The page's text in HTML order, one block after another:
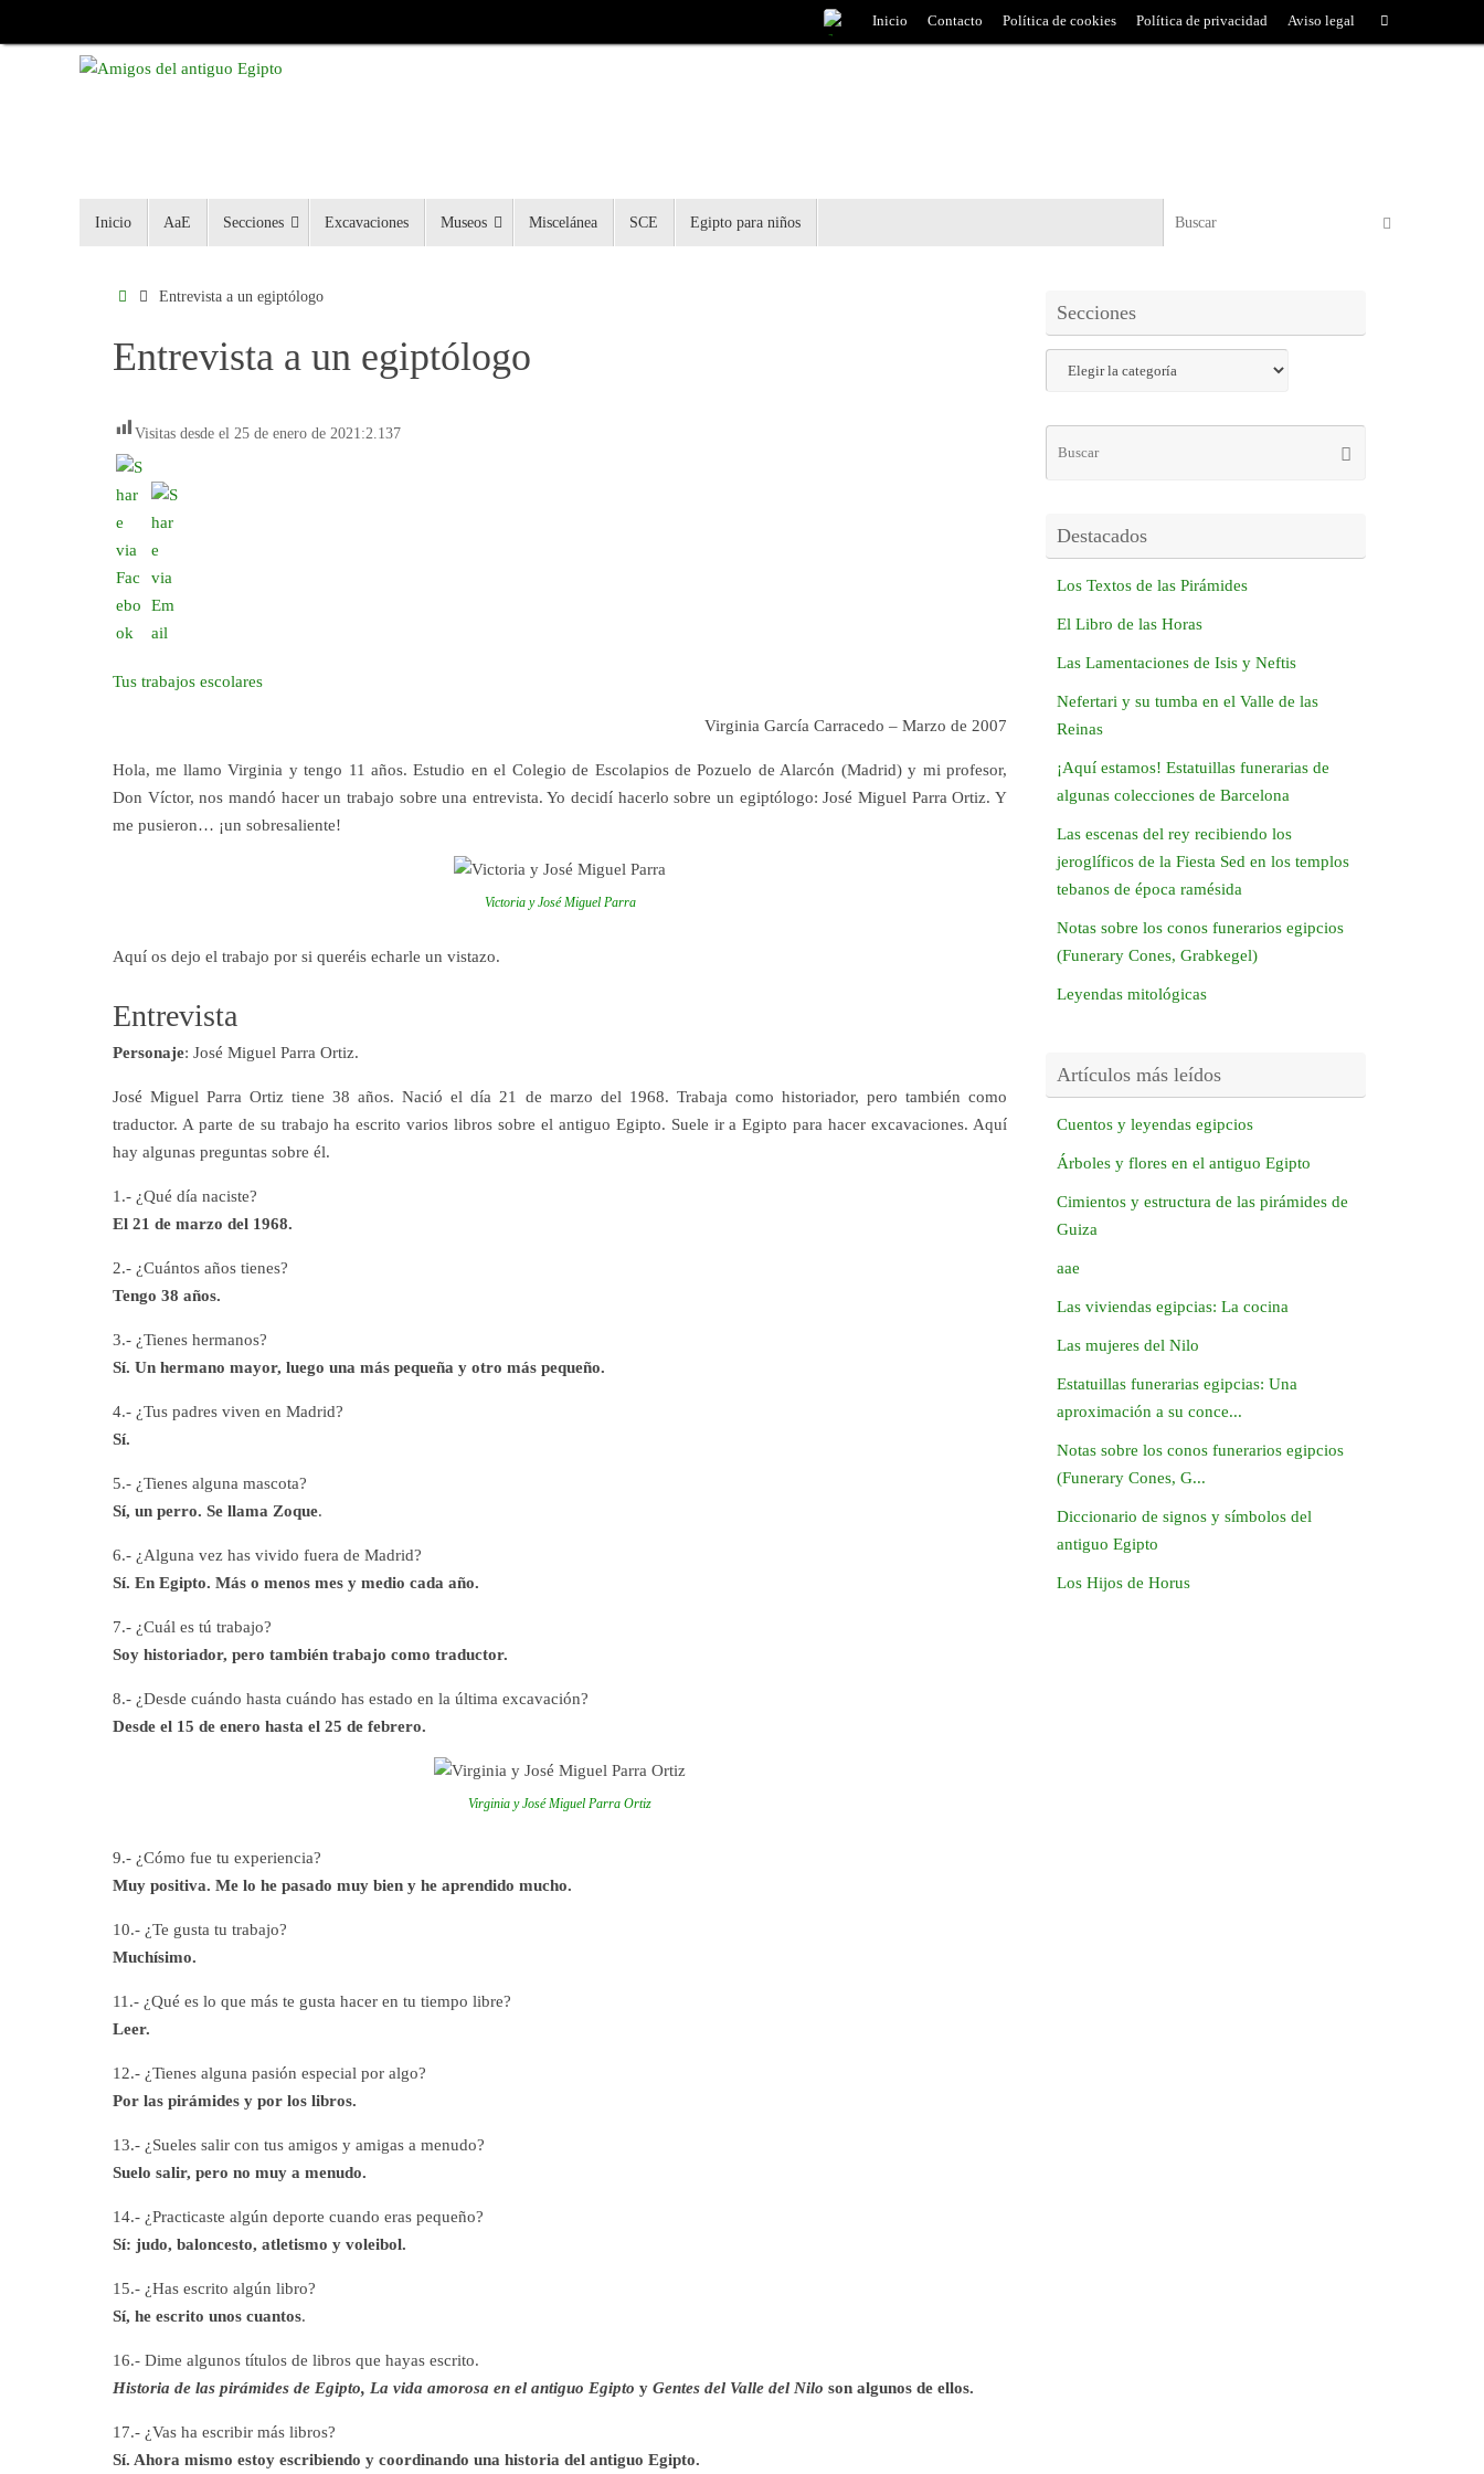
Inicio Contacto Política de cookies Política de privacidad Aviso legal
Inicio AaE Secciones Excavaciones Museos Miscelánea SCE Egipto para niños
Entrevista a un egiptólogo
Entrevista a un egiptólogo
Visitas desde el 25 de enero de 2021:2.137
Tus trabajos escolares
Virginia García Carracedo – Marzo de 2007
Hola, me llamo Virginia y tengo 11 años. Estudio en el Colegio de Escolapios de Pozuelo de Alarcón (Madrid) y mi profesor,
Don Víctor, nos mandó hacer un trabajo sobre una entrevista. Yo decidí hacerlo sobre un egiptólogo: José Miguel Parra Ortiz. Y
me pusieron… ¡un sobresaliente!
Victoria y José Miguel Parra
Aquí os dejo el trabajo por si queréis echarle un vistazo.
Entrevista
Personaje: José Miguel Parra Ortiz.
José Miguel Parra Ortiz tiene 38 años. Nació el día 21 de marzo del 1968. Trabaja como historiador, pero también como
traductor. A parte de su trabajo ha escrito varios libros sobre el antiguo Egipto. Suele ir a Egipto para hacer excavaciones. Aquí
hay algunas preguntas sobre él.
1.- ¿Qué día naciste?
El 21 de marzo del 1968.
2.- ¿Cuántos años tienes?
Tengo 38 años.
3.- ¿Tienes hermanos?
Sí. Un hermano mayor, luego una más pequeña y otro más pequeño.
4.- ¿Tus padres viven en Madrid?
Sí.
5.- ¿Tienes alguna mascota?
Sí, un perro. Se llama Zoque.
6.- ¿Alguna vez has vivido fuera de Madrid?
Sí. En Egipto. Más o menos mes y medio cada año.
7.- ¿Cuál es tú trabajo?
Soy historiador, pero también trabajo como traductor.
8.- ¿Desde cuándo hasta cuándo has estado en la última excavación?
Desde el 15 de enero hasta el 25 de febrero.
Virginia y José Miguel Parra Ortiz
9.- ¿Cómo fue tu experiencia?
Muy positiva. Me lo he pasado muy bien y he aprendido mucho.
10.- ¿Te gusta tu trabajo?
Muchísimo.
11.- ¿Qué es lo que más te gusta hacer en tu tiempo libre?
Leer.
12.- ¿Tienes alguna pasión especial por algo?
Por las pirámides y por los libros.
13.- ¿Sueles salir con tus amigos y amigas a menudo?
Suelo salir, pero no muy a menudo.
14.- ¿Practicaste algún deporte cuando eras pequeño?
Sí: judo, baloncesto, atletismo y voleibol.
15.- ¿Has escrito algún libro?
Sí, he escrito unos cuantos.
16.- Dime algunos títulos de libros que hayas escrito.
Historia de las pirámides de Egipto, La vida amorosa en el antiguo Egipto y Gentes del Valle del Nilo son algunos de ellos.
17.- ¿Vas ha escribir más libros?
Sí. Ahora mismo estoy escribiendo y coordinando una historia del antiguo Egipto.
Secciones
Destacados
Los Textos de las Pirámides
El Libro de las Horas
Las Lamentaciones de Isis y Neftis
Nefertari y su tumba en el Valle de las
Reinas
¡Aquí estamos! Estatuillas funerarias de
algunas colecciones de Barcelona
Las escenas del rey recibiendo los
jeroglíficos de la Fiesta Sed en los templos
tebanos de época ramésida
Notas sobre los conos funerarios egipcios
(Funerary Cones, Grabkegel)
Leyendas mitológicas
Artículos más leídos
Cuentos y leyendas egipcios
Árboles y flores en el antiguo Egipto
Cimientos y estructura de las pirámides de
Guiza
aae
Las viviendas egipcias: La cocina
Las mujeres del Nilo
Estatuillas funerarias egipcias: Una
aproximación a su conce...
Notas sobre los conos funerarios egipcios
(Funerary Cones, G...
Diccionario de signos y símbolos del
antiguo Egipto
Los Hijos de Horus